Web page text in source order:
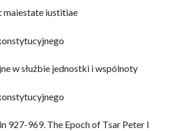
Witnesses of History
maiestate iustitiae
w służbie jednostki i wspólnoty
927-969. The Epoch of Tsar Peter I